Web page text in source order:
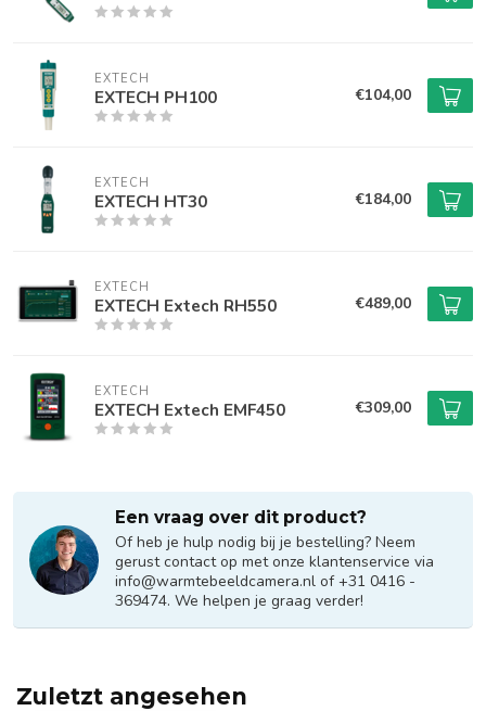
EXTECH
EXTECH PH100 €104,00
EXTECH
EXTECH HT30 €184,00
EXTECH
EXTECH Extech RH550 €489,00
EXTECH
EXTECH Extech EMF450 €309,00
Een vraag over dit product?
Of heb je hulp nodig bij je bestelling? Neem
gerust contact op met onze klantenservice via
info@warmtebeeldcamera.nl of +31 0416 -
369474. We helpen je graag verder!
Zuletzt angesehen